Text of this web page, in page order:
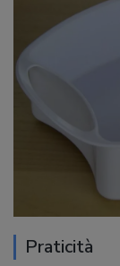
Praticità